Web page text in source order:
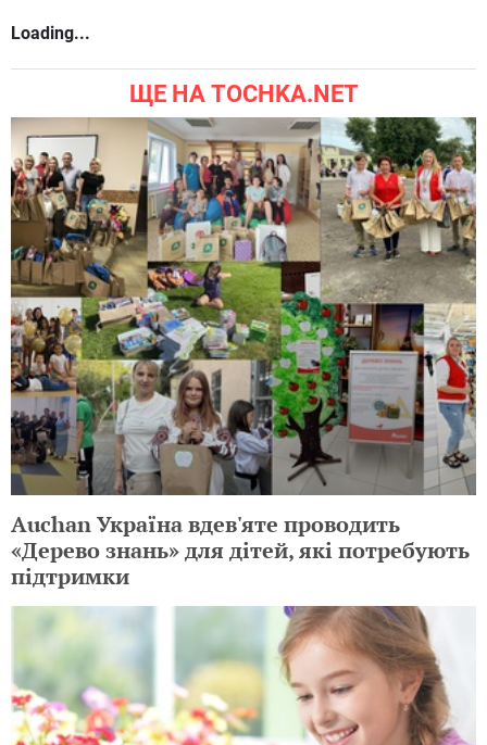
Loading...
ЩЕ НА TOCHKA.NET
Auchan Україна вдев'яте проводить
«Дерево знань» для дітей, які потребують
підтримки